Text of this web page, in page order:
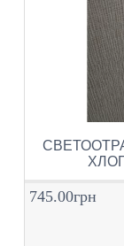
745.00грн